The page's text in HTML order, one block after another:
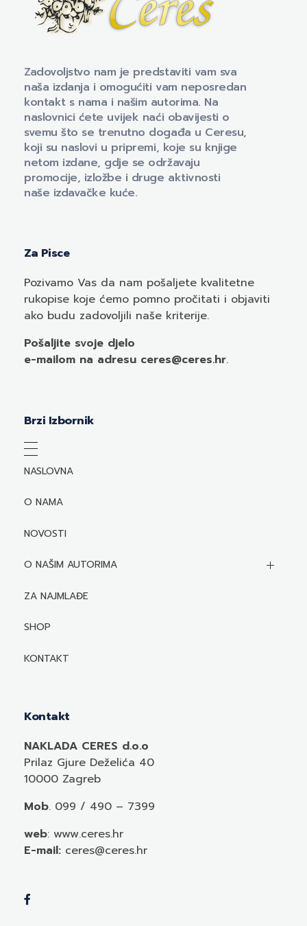
Zadovoljstvo nam je predstaviti vam sva
naša izdanja i omogućiti vam neposredan
kontakt s nama i našim autorima. Na
naslovnici ćete uvijek naći obavijesti o
svemu što se trenutno događa u Ceresu,
koji su naslovi u pripremi, koje su knjige
netom izdane, gdje se održavaju
promocije, izložbe i druge aktivnosti
naše izdavačke kuće.
Za Pisce
Pozivamo Vas da nam pošaljete kvalitetne
rukopise koje ćemo pomno pročitati i objaviti
ako budu zadovoljili naše kriterije.
Pošaljite svoje djelo
e-mailom na adresu ceres@ceres.hr.
Brzi Izbornik
NASLOVNA
O NAMA
NOVOSTI
O NAŠIM AUTORIMA
Biografije autora
Mediji o autorima i njihovim naslovima
ZA NAJMLAĐE
SHOP
KONTAKT
Kontakt
NAKLADA CERES d.o.o
Prilaz Gjure Deželića 40
10000 Zagreb
Mob. 099 / 490 – 7399
web: www.ceres.hr
E-mail: ceres@ceres.hr